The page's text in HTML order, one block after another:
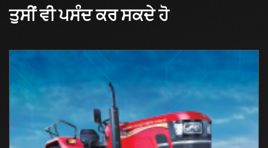
ਤੁਸੀਂ ਵੀ ਪਸੰਦ ਕਰ ਸਕਦੇ ਹੋ